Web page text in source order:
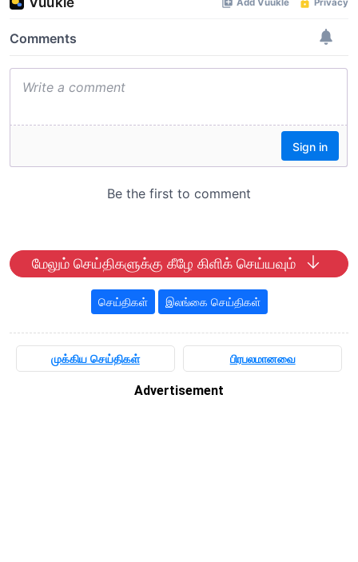
மேலும் செய்திகளுக்கு கீழே கிளிக் செய்யவும்
செய்திகள் இலங்கை செய்திகள்
முக்கிய செய்திகள் பிரபலமானவை
Advertisement